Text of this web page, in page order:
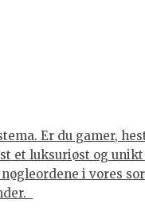
Er du gamer,
et luksuriøst og
i vores